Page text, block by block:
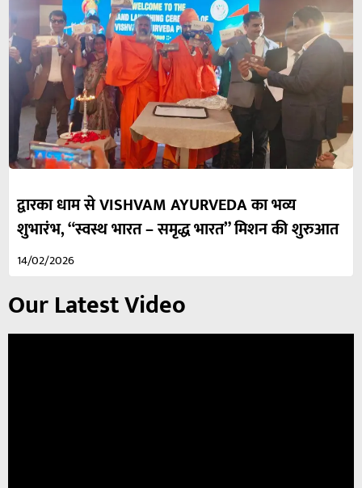
द्वारका धाम से VISHVAM AYURVEDA का भव्य
शुभारंभ, “स्वस्थ भारत – समृद्ध भारत” मिशन की शुरुआत
14/02/2026
Our Latest Video